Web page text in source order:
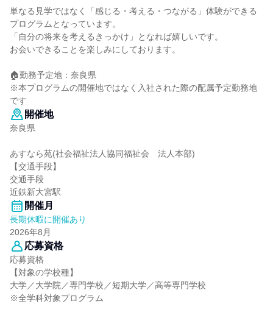
単なる見学ではなく「感じる・考える・つながる」体験ができる
プログラムとなっています。
「自分の将来を考えるきっかけ」となれば嬉しいです。
お会いできることを楽しみにしております。
🏠勤務予定地：奈良県
※本プログラムの開催地ではなく入社された際の配属予定勤務地
です
開催地
奈良県
あすなら苑(社会福祉法人協同福祉会 法人本部)
【交通手段】
交通手段
近鉄新大宮駅
開催月
長期休暇に開催あり
2026年8月
応募資格
応募資格
【対象の学校種】
大学／大学院／専門学校／短期大学／高等専門学校
※全学科対象プログラム